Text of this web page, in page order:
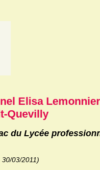
Elisa Lemonnier
Quevilly
du Lycée
03/2011)